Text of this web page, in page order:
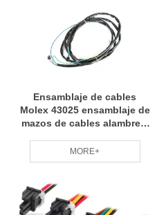
Ensamblaje de cables
Molex 43025 ensamblaje de
mazos de cables alambre y
MORE+